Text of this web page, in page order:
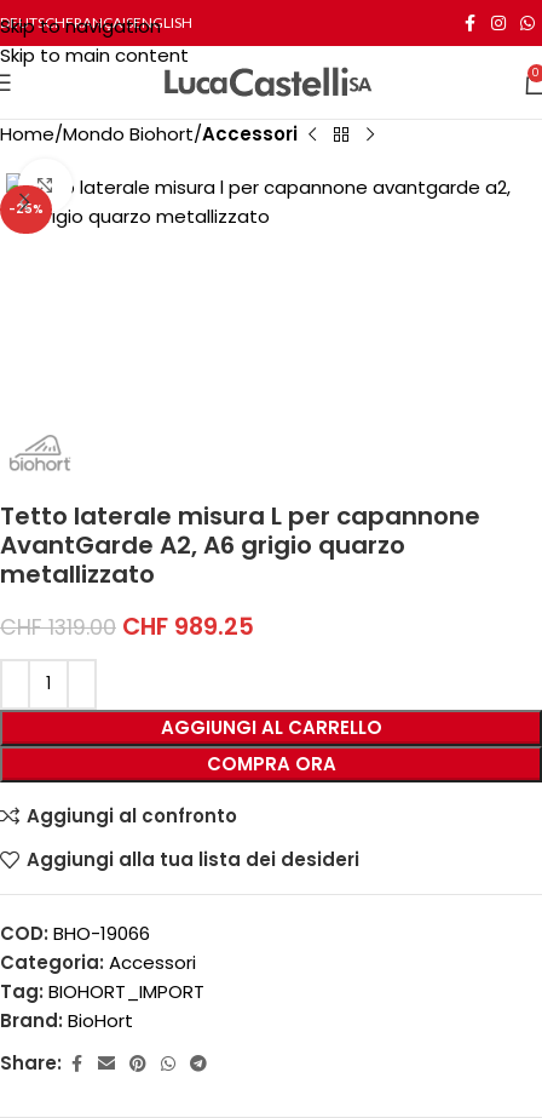
Skip to navigation
Skip to main content
DEUTSCHFRANÇAISENGLISH
0
Home Mondo Biohort Accessori
-25%
Click to enlarge
Tetto laterale misura L per capannone
AvantGarde A2, A6 grigio quarzo
metallizzato
CHF1319.00 CHF 989.25
AGGIUNGI AL CARRELLO
COMPRA ORA
Aggiungi al confronto
Aggiungi alla tua lista dei desideri
COD: BHO-19066
Categoria: Accessori
Tag: BIOHORT_IMPORT
Brand: BioHort
Share: